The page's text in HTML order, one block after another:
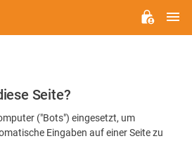
Seite?
("Bots") eingesetzt, um
Eingaben auf einer Seite zu